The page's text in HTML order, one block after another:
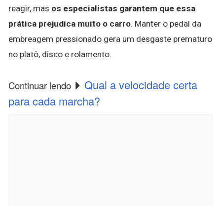
reagir, mas os especialistas garantem que essa
prática prejudica muito o carro. Manter o pedal da
embreagem pressionado gera um desgaste prematuro
no platô, disco e rolamento.
Continuar lendo
Qual a velocidade certa
para cada marcha?